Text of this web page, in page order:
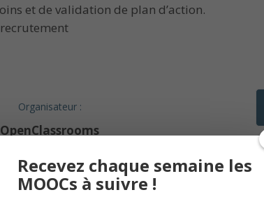
et de validation de plan d’action.
Organisateur :
OpenClassrooms
Recevez chaque semaine les
MOOCs à suivre !